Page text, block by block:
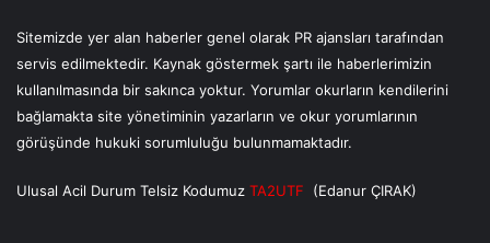
Sitemizde yer alan haberler genel olarak PR ajansları tarafından
servis edilmektedir. Kaynak göstermek şartı ile haberlerimizin
kullanılmasında bir sakınca yoktur. Yorumlar okurların kendilerini
bağlamakta site yönetiminin yazarların ve okur yorumlarının
görüşünde hukuki sorumluluğu bulunmamaktadır.
Ulusal Acil Durum Telsiz Kodumuz TA2UTF (Edanur ÇIRAK)